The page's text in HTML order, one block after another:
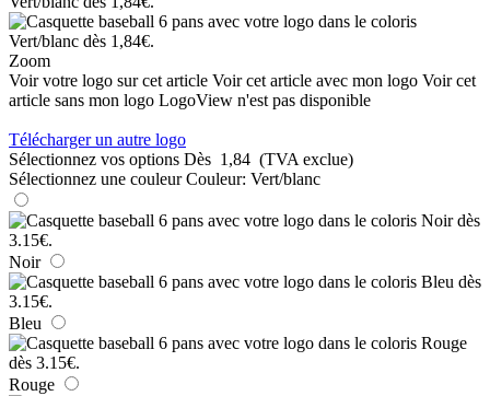
Zoom
Voir votre logo sur cet article Voir cet article avec mon logo Voir cet
article sans mon logo LogoView n'est pas disponible
Télécharger un autre logo
Sélectionnez vos options Dès 1,84 (TVA exclue)
Sélectionnez une couleur Couleur: Vert/blanc
Noir
Bleu
Rouge